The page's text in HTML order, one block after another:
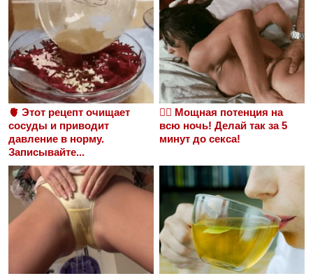
🫀 Этот рецепт очищает
сосуды и приводит
давление в норму.
Записывайте...
❤️‍🔥 Мощная потенция на
всю ночь! Делай так за 5
минут до секса!